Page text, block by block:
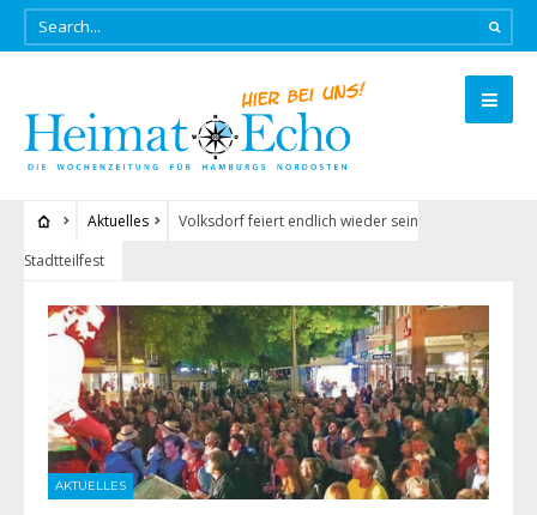
Aktuelles
Volksdorf feiert endlich wieder sein
Stadtteilfest
AKTUELLES